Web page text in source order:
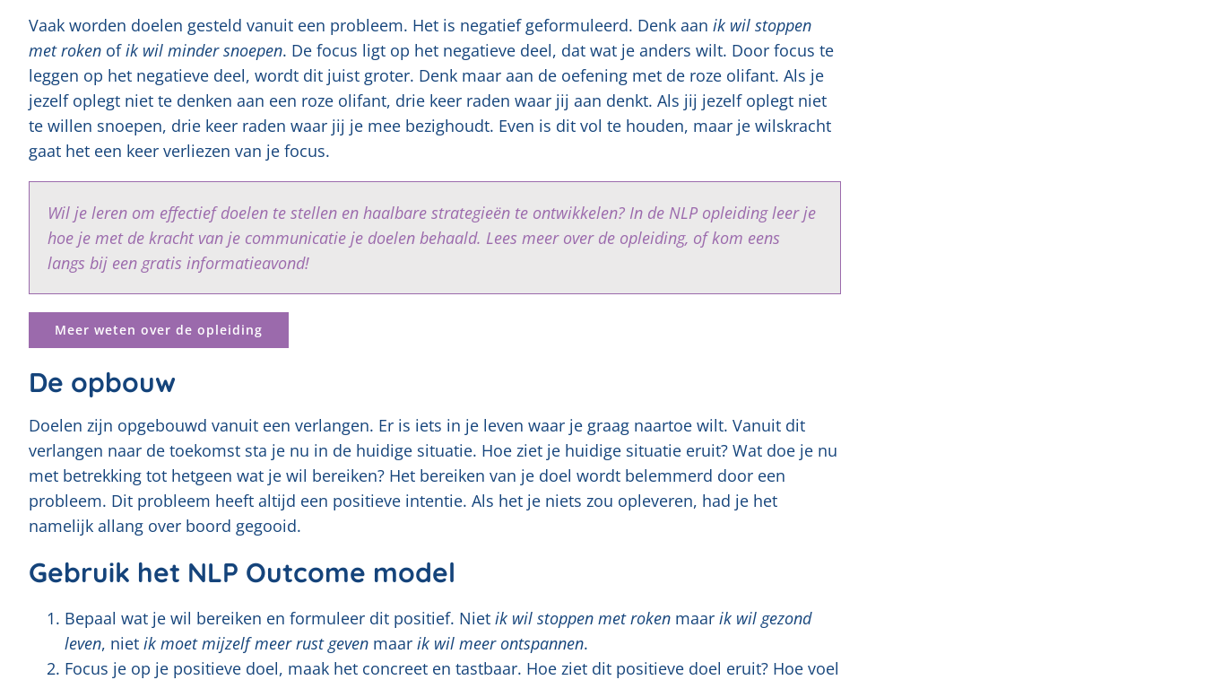
Vaak worden doelen gesteld vanuit een probleem. Het is negatief geformuleerd. Denk aan ik wil stoppen
met roken ofik wil minder snoepen. De focus ligt op het negatieve deel, dat wat je anders wilt. Door focus te
leggen op het negatieve deel, wordt dit juist groter. Denk maar aan de oefening met de roze olifant. Als je
jezelf oplegt niet te denken aan een roze olifant, drie keer raden waar jij aan denkt. Als jij jezelf oplegt niet
te willen snoepen, drie keer raden waar jij je mee bezighoudt. Even is dit vol te houden, maar je wilskracht
gaat het een keer verliezen van je focus.
Wil je leren om effectief doelen te stellen en haalbare strategieën te ontwikkelen? In de NLP opleiding leer je
hoe je met de kracht van je communicatie je doelen behaald. Lees meer over de opleiding, of kom eens
langs bij een gratis informatieavond!
Meer weten over de opleiding
De opbouw
Doelen zijn opgebouwd vanuit een verlangen. Er is iets in je leven waar je graag naartoe wilt. Vanuit dit
verlangen naar de toekomst sta je nu in de huidige situatie. Hoe ziet je huidige situatie eruit? Wat doe je nu
met betrekking tot hetgeen wat je wil bereiken? Het bereiken van je doel wordt belemmerd door een
probleem. Dit probleem heeft altijd een positieve intentie. Als het je niets zou opleveren, had je het
namelijk allang over boord gegooid.
Gebruik het NLP Outcome model
Bepaal wat je wil bereiken en formuleer dit positief. Niet ik wil stoppen met roken maar ik wil gezond
leven, niet ik moet mijzelf meer rust geven maar ik wil meer ontspannen.
Focus je op je positieve doel, maak het concreet en tastbaar. Hoe ziet dit positieve doel eruit? Hoe voel